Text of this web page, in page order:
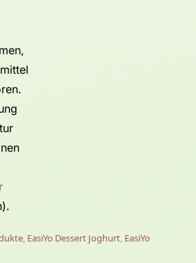
, EasiYo Dessert Joghurt, EasiYo